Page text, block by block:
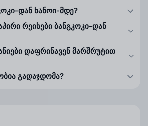
დან ხანოი-მდე?
რეისები ბანგკოკი-დან
დაფრინავენ მარშრუტით
გადაჯდომა?